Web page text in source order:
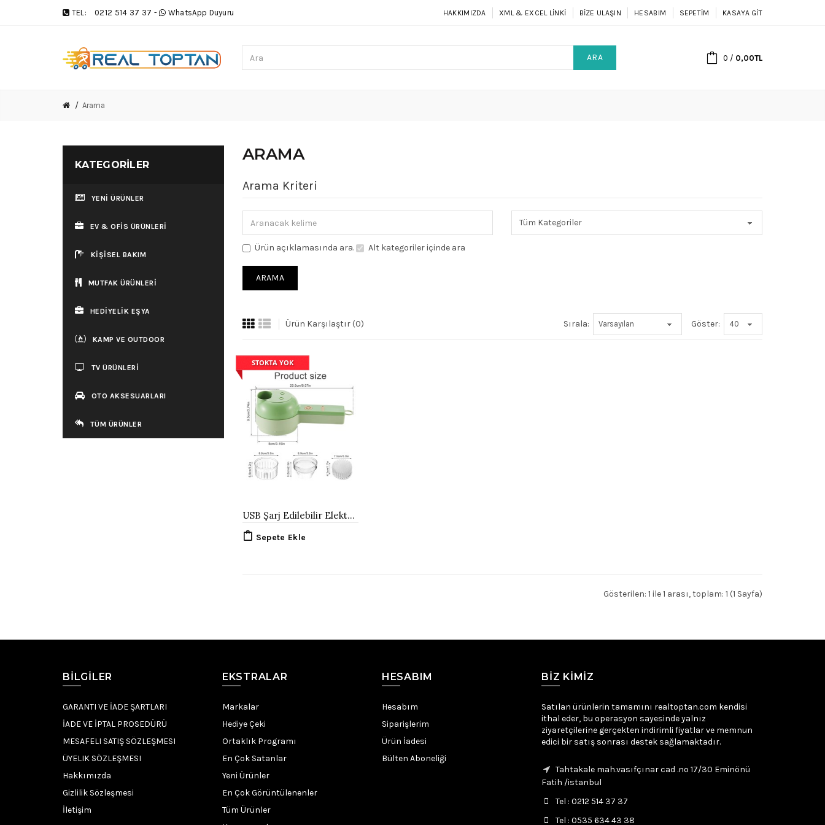
TEL: 0212 514 37 37 - WhatsApp Duyuru HAKKIMIZDA XML & EXCEL LINKI BIZE ULAŞIN HESABIM SEPETIM KASAYA GIT
ARA 0 / 0,00TL
Arama
KATEGORILER
YENİ ÜRÜNLER
EV & OFİS ÜRÜNLERİ
KİŞİSEL BAKIM
MUTFAK ÜRÜNLERİ
HEDİYELİK EŞYA
KAMP VE OUTDOOR
TV ÜRÜNLERİ
OTO AKSESUARLARI
TÜM ÜRÜNLER
ARAMA
Arama Kriteri
Ürün açıklamasında ara. Alt kategoriler içinde ara
Ürün Karşılaştır (0) Sırala: Göster:
USB Şarj Edilebilir Elektrikli Sebze Doğrayıcı
STOKTA YOK
Sepete Ekle
Gösterilen: 1 ile 1 arası, toplam: 1 (1 Sayfa)
BILGILER
GARANTI VE İADE ŞARTLARI
İADE VE İPTAL PROSEDÜRÜ
MESAFELI SATIŞ SÖZLEŞMESI
ÜYELIK SÖZLEŞMESI
Hakkımızda
Gizlilik Sözleşmesi
İletişim
EKSTRALAR
Markalar
Hediye Çeki
Ortaklık Programı
En Çok Satanlar
Yeni Ürünler
En Çok Görüntülenenler
Tüm Ürünler
HESABIM
Hesabım
Siparişlerim
Ürün İadesi
Bülten Aboneliği
BIZ KIMIZ
Satılan ürünlerin tamamını realtoptan.com kendisi
ithal eder, bu operasyon sayesinde yalnız
ziyaretçilerine gerçekten indirimli fiyatlar ve memnun
edici bir satış sonrası destek sağlamaktadır.
Tahtakale mah.vasıfçınar cad .no 17/30 Eminönü
Fatih /istanbul
Tel : 0212 514 37 37
Tel : 0535 634 43 38